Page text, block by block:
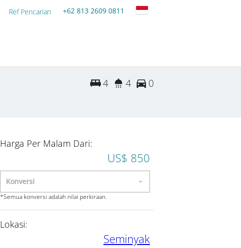
Ref Pencarian +62 813 2609 0811
4 4 0
Harga Per Malam Dari:
US$ 850
*Semua konversi adalah nilai perkiraan.
Lokasi:
Seminyak